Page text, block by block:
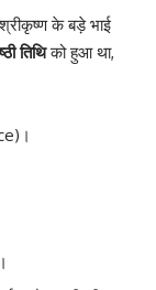
के बड़े भाई
तिथिको हुआ था,